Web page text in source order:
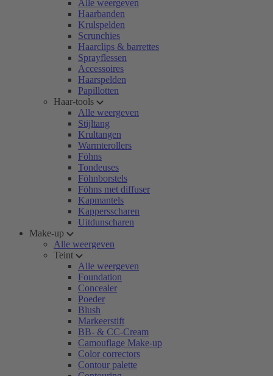
Alle weergeven
Haarbanden
Krulspelden
Scrunchies
Haarclips & barrettes
Sprayflessen
Accessoires
Haarspelden
Papillotten
Haar-tools
Alle weergeven
Stijltang
Krultangen
Warmterollers
Föhns
Tondeuses
Föhnborstels
Föhns met diffuser
Kapmantels
Kappersscharen
Uitdunscharen
Make-up
Alle weergeven
Teint
Alle weergeven
Foundation
Concealer
Poeder
Blush
Markeerstift
BB- & CC-Cream
Camouflage Make-up
Color correctors
Contour palette